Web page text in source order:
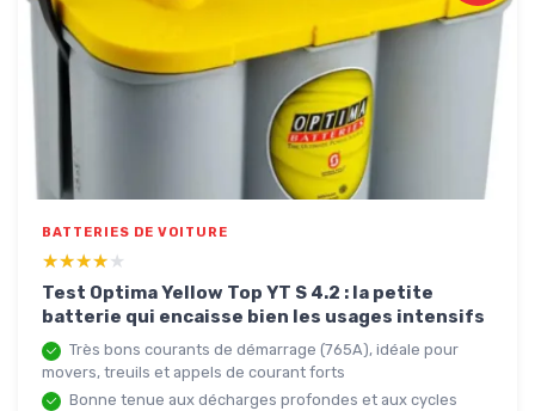
BATTERIES DE VOITURE
★★★★★
★★★★★
Test Optima Yellow Top YT S 4.2 : la petite
batterie qui encaisse bien les usages intensifs
Très bons courants de démarrage (765A), idéale pour
movers, treuils et appels de courant forts
Bonne tenue aux décharges profondes et aux cycles